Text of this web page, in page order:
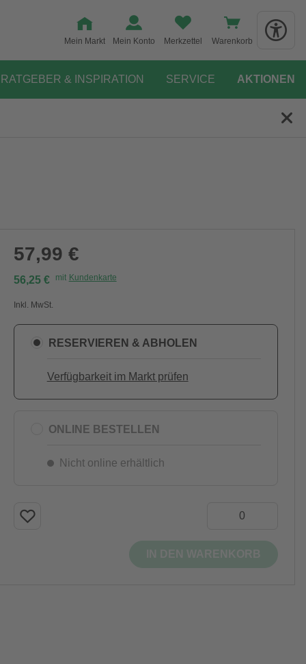
Mein Markt Mein Konto Merkzettel Warenkorb
RATGEBER & INSPIRATION SERVICE AKTIONEN
57,99 €
56,25 € mit Kundenkarte
Inkl. MwSt.
RESERVIEREN & ABHOLEN
Verfügbarkeit im Markt prüfen
ONLINE BESTELLEN
Nicht online erhältlich